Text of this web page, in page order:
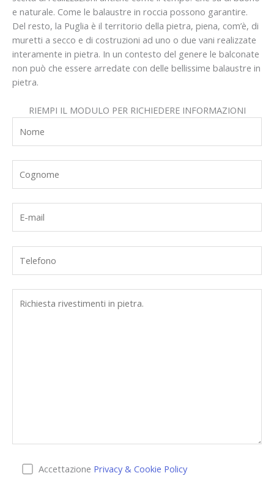
e naturale. Come le balaustre in roccia possono garantire.
Del resto, la Puglia è il territorio della pietra, piena, com’è, di
muretti a secco e di costruzioni ad uno o due vani realizzate
interamente in pietra. In un contesto del genere le balconate
non può che essere arredate con delle bellissime balaustre in
pietra.
RIEMPI IL MODULO PER RICHIEDERE INFORMAZIONI
Accettazione Privacy & Cookie Policy